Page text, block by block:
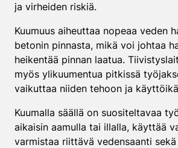
ja virheiden riskiä.
Kuumuus aiheuttaa nopeaa veden
betonin pinnasta, mikä voi johtaa
heikentää pinnan laatua.
myös ylikuumentua pitkissä
vaikuttaa niiden tehoon ja
Kuumalla säällä on suositeltavaa
aikaisin aamulla tai illalla, käyttää
varmistaa riittävä vedensaanti